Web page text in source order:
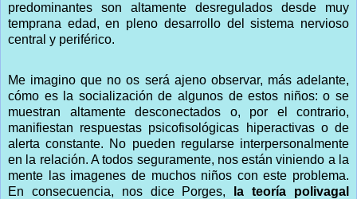
predominantes son altamente desregulados desde muy
temprana edad, en pleno desarrollo del sistema nervioso
central y periférico.
Me imagino que no os será ajeno observar, más adelante,
cómo es la socialización de algunos de estos niños: o se
muestran altamente desconectados o, por el contrario,
manifiestan respuestas psicofisológicas hiperactivas o de
alerta constante. No pueden regularse interpersonalmente
en la relación. A todos seguramente, nos están viniendo a la
mente las imagenes de muchos niños con este problema.
En consecuencia, nos dice Porges,
la teoría polivagal